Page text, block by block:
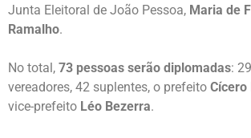
Junta Eleitoral de João Pessoa, Maria de
Ramalho.
No total, 73 pessoas serão diplomadas:
vereadores, 42 suplentes, o prefeito Cícero
vice-prefeito Léo Bezerra.